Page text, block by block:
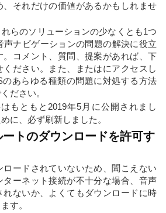
、それだけの価値があるかもしれませ
らのソリューションの少なくとも1つ
声ナビゲーションの問題の解決に役立
コメント、質問、提案があれば、下
ださい。また、またはにアクセスし
のあらゆる種類の問題に対処する方法
ださい。
もともと2019年5月に公開されまし
に、必ず刷新しました。
トのダウンロードを許可す
ードされていないため、聞こえない
ーネット接続が不十分な場合、音声
ないか、よくてもダウンロードに時
す。